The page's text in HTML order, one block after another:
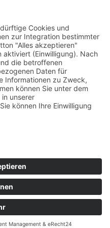
von WordPress
Sonntag, den